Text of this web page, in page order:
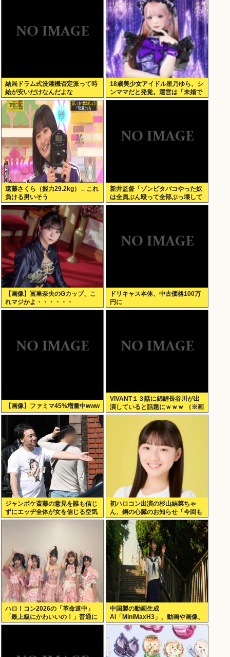
結局ドラム式洗濯機否定派って時
給が安いだけなんだよな
18歳美少女アイドル星乃ゆら、シ
ンママだと発覚。運営は「未婚で
現在交際している相手もいないの
遠藤さくら（握力29.2kg）←これ
負ける男いそう
新井監督「ゾンビタバコやった奴
は全員ぶん殴って全部ぶっ壊して
から辞めたい」
【画像】冨里奈央のGカップ、こ
れマジかよ・・・・・・
ドリキャス本体、中古価格100万
円に
【画像】ファミマ45%増量中www
VIVANT１３話に錦鯉長谷川が出
演していると話題にｗｗｗ （※画
像あり）
ジャンポケ斎藤の意見を誰も信じ
ずにエッヂ全体が女を信じる空気
感、怖すぎる
初ハロコン出演の杉山結菜ちゃ
ん、鋼の心臓のお知らせ「今回も
緊張してません」
ハロ！コン2026の「革命道中」
「最上級にかわいいの！」普通に
好評wwwww
中国製の動画生成
AI「MiniMaxH3」、動画や画像、
音楽の参照機能搭載でディープフ
ェイク作り放題に。終わりの始ま
りか